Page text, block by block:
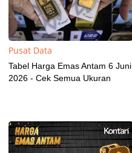
Pusat Data
Tabel Harga Emas Antam 6 Juni
2026 - Cek Semua Ukuran